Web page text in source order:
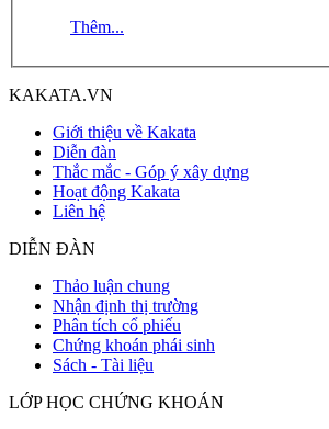
Thêm...
KAKATA.VN
Giới thiệu về Kakata
Diễn đàn
Thắc mắc - Góp ý xây dựng
Hoạt động Kakata
Liên hệ
DIỄN ĐÀN
Thảo luận chung
Nhận định thị trường
Phân tích cổ phiếu
Chứng khoán phái sinh
Sách - Tài liệu
LỚP HỌC CHỨNG KHOÁN